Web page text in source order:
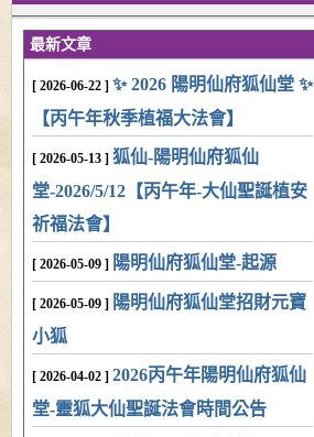
最新文章
[ 2026-06-22 ] ✨ 2026 陽明仙府狐仙堂 ✨
【丙午年秋季植福大法會】
[ 2026-05-13 ] 狐仙-陽明仙府狐仙
堂-2026/5/12【丙午年-大仙聖誕植安
祈福法會】
[ 2026-05-09 ] 陽明仙府狐仙堂-起源
[ 2026-05-09 ] 陽明仙府狐仙堂招財元寶
小狐
[ 2026-04-02 ] 2026丙午年陽明仙府狐仙
堂-靈狐大仙聖誕法會時間公告